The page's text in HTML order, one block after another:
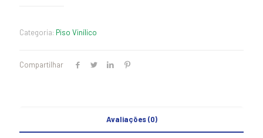
Categoria: Piso Vinílico
Compartilhar
Avaliações (0)